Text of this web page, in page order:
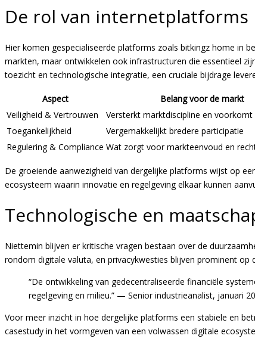
De rol van
Hier komen gespecialiseerde platforms zoals bitkingz home in
markten, maar ontwikkelen ook infrastructuren die essentieel
toezicht en technologische integratie, een cruciale bijdrage
Aspect Belang voor de markt
Veiligheid & Vertrouwen
Versterkt marktdiscipline en voorkomt
Toegankelijkheid
Vergemakkelijkt bredere participatie
Regulering & Compliance Wat zorgt voor markteenvoud en
De groeiende aanwezigheid van dergelijke platforms wijst op
ecosysteem waarin innovatie en regelgeving elkaar kunnen
Technologische en
Niettemin blijven er kritische vragen bestaan over de
rondom digitale valuta, en privacykwesties blijven prominent op
“De ontwikkeling van gedecentraliseerde financiële
regelgeving en milieu.” — Senior industrieanalist, januari
Voor meer inzicht in hoe dergelijke platforms een stabiele en
casestudy in het vormgeven van een volwassen digitale